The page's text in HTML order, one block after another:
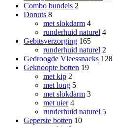
Combo bundels 2
Donuts 8
met slokdarm 4
runderhuid naturel 4
Gebitsverzorging 165
runderhuid naturel 2
Gedroogde Vleessnacks 128
Geknoopte botten 19
met kip 2
met long 5
met slokdarm 3
met uier 4
runderhuid naturel 5
Geperste botten 10